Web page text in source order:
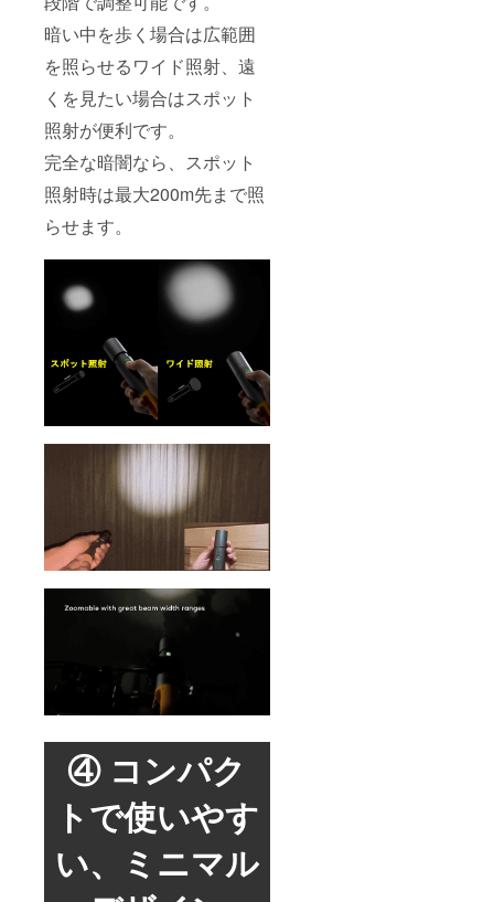
暗い中を歩く場合は広範囲
を照らせるワイド照射、遠
くを見たい場合はスポット
照射が便利です。
完全な暗闇なら、スポット
照射時は最大200m先まで照
らせます。
④ コンパク
トで使いやす
い、ミニマル